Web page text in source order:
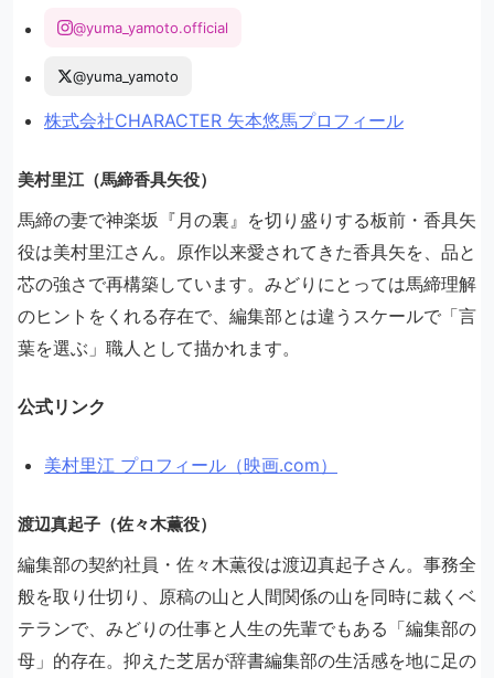
@yuma_yamoto.official
@yuma_yamoto
株式会社CHARACTER 矢本悠馬プロフィール
美村里江（馬締香具矢役）
馬締の妻で神楽坂『月の裏』を切り盛りする板前・香具矢
役は美村里江さん。原作以来愛されてきた香具矢を、品と
芯の強さで再構築しています。みどりにとっては馬締理解
のヒントをくれる存在で、編集部とは違うスケールで「言
葉を選ぶ」職人として描かれます。
公式リンク
美村里江 プロフィール（映画.com）
渡辺真起子（佐々木薫役）
編集部の契約社員・佐々木薫役は渡辺真起子さん。事務全
般を取り仕切り、原稿の山と人間関係の山を同時に裁くベ
テランで、みどりの仕事と人生の先輩でもある「編集部の
母」的存在。抑えた芝居が辞書編集部の生活感を地に足の